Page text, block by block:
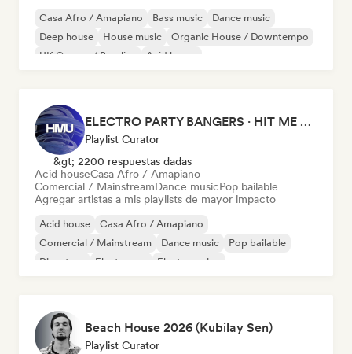
Casa Afro / Amapiano Bass music
Dance music
Deep house
House music
Organic House / Downtempo
UK Garage / Bassline
Acid house
ELECTRO PARTY BANGERS · HIT ME UP MAG
Playlist Curator
&gt; 2200 respuestas dadas
Acid houseCasa Afro / Amapiano
Comercial / MainstreamDance musicPop bailable
Agregar artistas a mis playlists de mayor impacto
Acid house
Casa Afro / Amapiano
Comercial / Mainstream
Dance music
Pop bailable
Discoteca
Electropop Electro swing
Beach House 2026 (Kubilay Sen)
Playlist Curator